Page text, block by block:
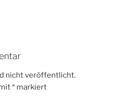
nicht veröffentlicht.
* markiert